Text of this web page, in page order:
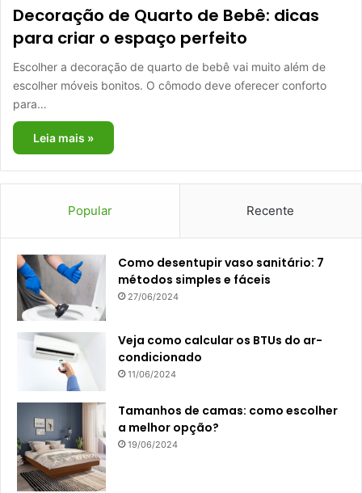
Decoração de Quarto de Bebê: dicas
para criar o espaço perfeito
Escolher a decoração de quarto de bebê vai muito além de
escolher móveis bonitos. O cômodo deve oferecer conforto
para…
Leia mais »
Popular Recente
Como desentupir vaso sanitário: 7
métodos simples e fáceis
27/06/2024
Veja como calcular os BTUs do ar-
condicionado
11/06/2024
Tamanhos de camas: como escolher
a melhor opção?
19/06/2024